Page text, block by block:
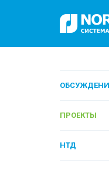
ПРОЕКТЫ
НТД